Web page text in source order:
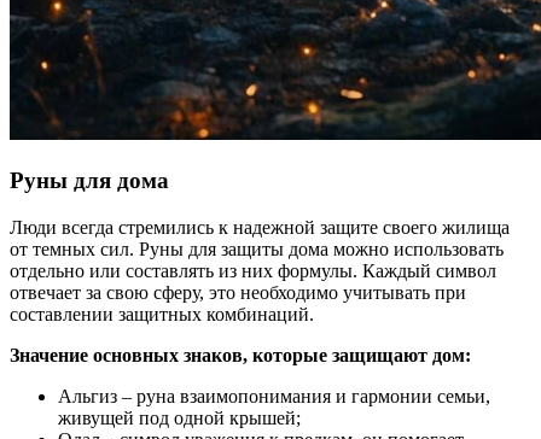
Руны для дома
Люди всегда стремились к надежной защите своего жилища
от темных сил. Руны для защиты дома можно использовать
отдельно или составлять из них формулы. Каждый символ
отвечает за свою сферу, это необходимо учитывать при
составлении защитных комбинаций.
Значение основных знаков, которые защищают дом:
Альгиз – руна взаимопонимания и гармонии семьи,
живущей под одной крышей;